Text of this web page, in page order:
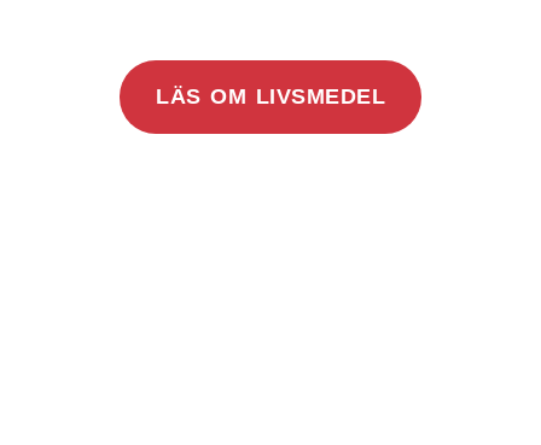
LÄS OM LIVSMEDEL